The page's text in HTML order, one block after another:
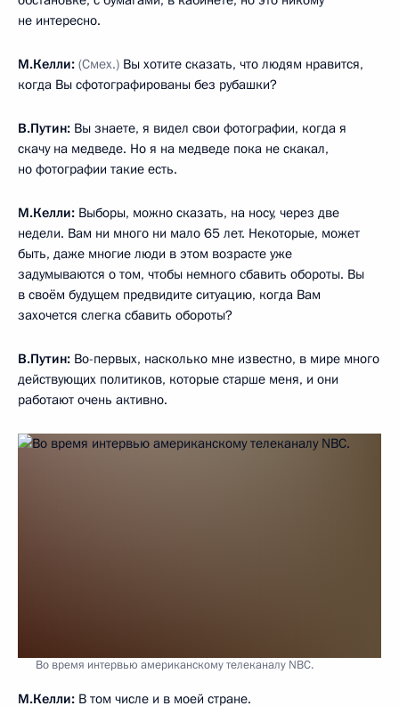
И в то же время из того, что не сделано до конца, – это то,
людей. Нам нужно убирать эти «ножницы» между теми, кто
зарабатывает очень много, и теми, кто зарабатывает
и нерешённых пока вопросов.
У нас в начале 2000-х годов население страны
какая катастрофа? 900 тысяч почти. Мы эту ситуацию
переломили. Вышли даже на естественный прирост.
Младенческая смертность у нас минимальная,
материнская – почти сведена к нулю. Мы
подготовили и осуществляем большую программу
поддержки материнства и детства. У нас сейчас самый
большой темп роста продолжительности жизни.
Многое изменилось в экономике. Но нам не удалось
решить главную задачу в экономике, мы не поменяли так,
как нам нужно ещё, структуру самой экономики. Мы
не добились необходимых нам темпов
роста производительности труда, но мы знаем, как это
сделать следующий шаг и в направлении повышения
в том числе частных, и в изменении структуры экономики.